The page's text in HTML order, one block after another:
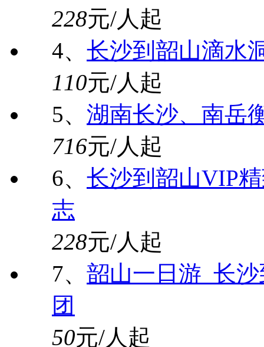
228元/人起
4、 长沙到韶山滴水
110元/人起
5、 湖南长沙、南岳
716元/人起
6、 长沙到韶山VIP
志
228元/人起
7、 韶山一日游_长
团
50元/人起